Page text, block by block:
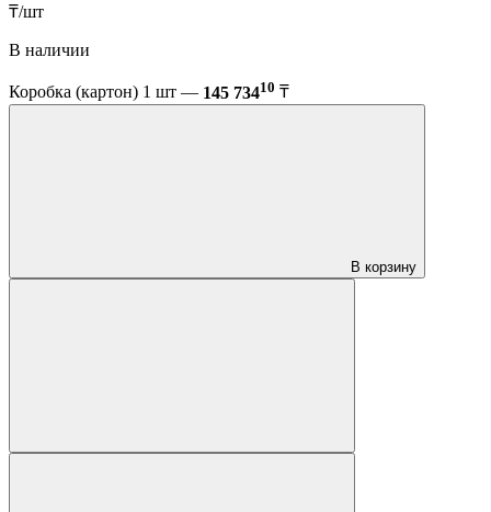
₸/шт
В наличии
Коробка (картон) 1 шт — 145 73410 ₸
В корзину